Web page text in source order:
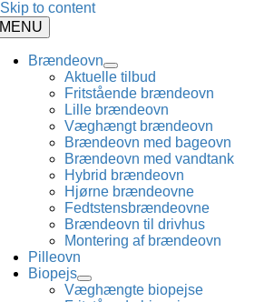
Skip to content
MENU
Brændeovn
Aktuelle tilbud
Fritstående brændeovn
Lille brændeovn
Væghængt brændeovn
Brændeovn med bageovn
Brændeovn med vandtank
Hybrid brændeovn
Hjørne brændeovne
Fedtstensbrændeovne
Brændeovn til drivhus
Montering af brændeovn
Pilleovn
Biopejs
Væghængte biopejse